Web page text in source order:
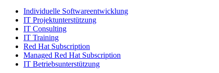
Individuelle Softwareentwicklung
IT Projektunterstützung
IT Consulting
IT Training
Red Hat Subscription
Managed Red Hat Subscription
IT Betriebsunterstützung